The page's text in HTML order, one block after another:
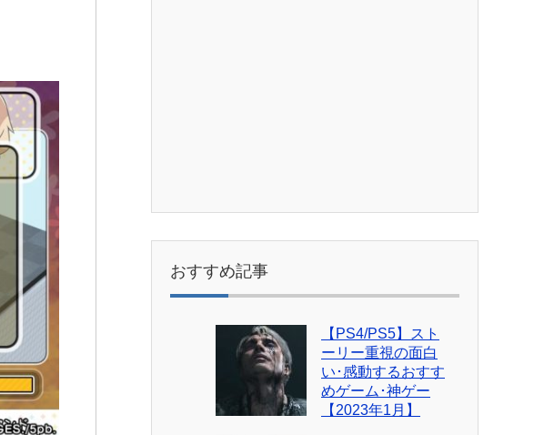
おすすめ記事
【PS4/PS5】スト
ーリー重視の面白
い･感動するおすす
めゲーム･神ゲー
【2023年1月】